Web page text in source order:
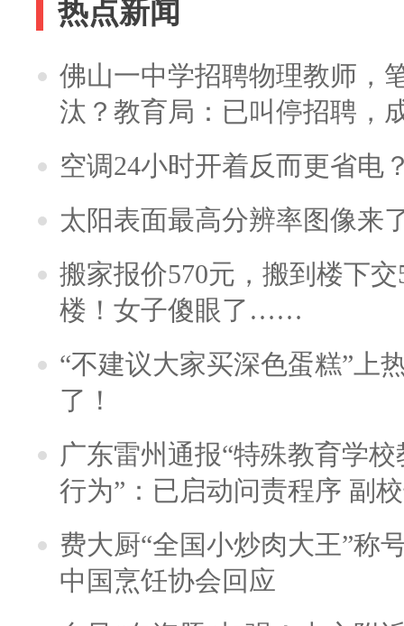
热点新闻
佛山一中学招聘物理教师，
汰？教育局：已叫停招聘，
空调24小时开着反而更省电
太阳表面最高分辨率图像来
搬家报价570元，搬到楼下
楼！女子傻眼了……
“不建议大家买深色蛋糕”上
了！
广东雷州通报“特殊教育学
行为”：已启动问责程序 副
费大厨“全国小炒肉大王”称
中国烹饪协会回应